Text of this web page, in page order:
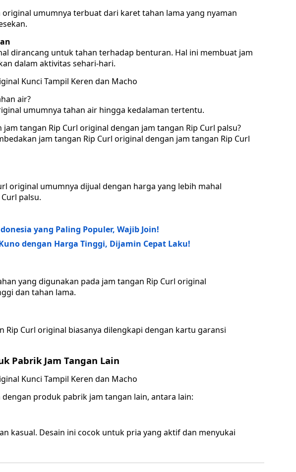
umumnya terbuat dari karet tahan lama yang nyaman
dirancang untuk tahan terhadap benturan. Hal ini membuat jam
dalam aktivitas sehari-hari.
air?
umumnya tahan air hingga kedalaman tertentu.
tangan Rip Curl original dengan jam tangan Rip Curl palsu?
jam tangan Rip Curl original dengan jam tangan Rip Curl
original umumnya dijual dengan harga yang lebih mahal
palsu.
yang Paling Populer, Wajib Join!
dengan Harga Tinggi, Dijamin Cepat Laku!
yang digunakan pada jam tangan Rip Curl original
dan tahan lama.
Rip Curl original biasanya dilengkapi dengan kartu garansi
Pabrik Jam Tangan Lain
produk pabrik jam tangan lain, antara lain:
kasual. Desain ini cocok untuk pria yang aktif dan menyukai